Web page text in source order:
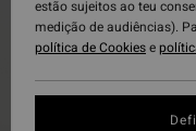
estão sujeitos ao teu
medição de audiências).
política de Cookiese